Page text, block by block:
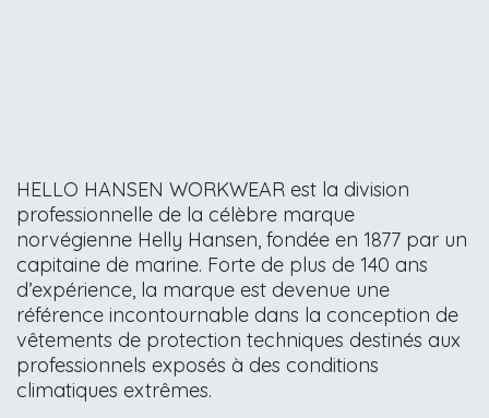
HELLO HANSEN WORKWEAR est la division
professionnelle de la célèbre marque
norvégienne Helly Hansen, fondée en 1877 par un
capitaine de marine. Forte de plus de 140 ans
d’expérience, la marque est devenue une
référence incontournable dans la conception de
vêtements de protection techniques destinés aux
professionnels exposés à des conditions
climatiques extrêmes.